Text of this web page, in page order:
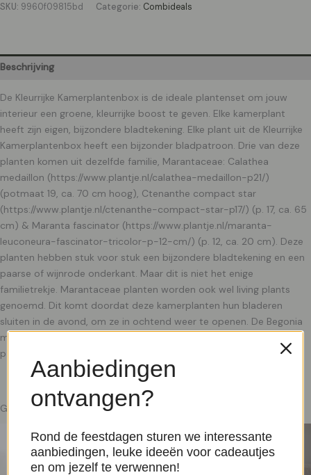
SKU: 9960f09815bd Categorie: Combideals
Beschrijving
De Kleurrijke Kamerplantenbox is de ideale plantenset om jouw
interieur een groene, kleurrijke boost te geven. Elke kamerplant
heeft zijn eigen, bijzondere bladtekening. Elke plant uit de Kleurrijke
Kamerplantenbox heeft een bijzonder bladpatroon. Drie van deze
planten komen uit dezelfde familie, Marantaceae: Calathea
medaillon (https://www.plantje.nl/calathea-medaillon-p21/)
(potmaat 19, ca. 70 cm hoog), Ctenanthe compact star
(https://www.plantje.nl/ctenanthe-compact-star-p17/) (p. 17, ca. 65
cm) & Maranta fascinator (https://www.plantje.nl/maranta-
leuconeura-fascinator-tricolor-p-12-cm/) (p. 12, ca. 20 cm). Deze
planten hebben stuk voor stuk een bijzondere bladtekening en een
paarse of wijnrode onderkant. Maar dit is niet het enige
familietrekje. Marantaceae planten worden ook wel living plants
genoemd. Dit komt doordat deze kamerplanten hun bladeren
sluiten in de avond, om ze in ochtend weer te openen. De Begonia
maculata (https://www.plantje.nl/begonia-maculata-stippelplant-
p-12/)
Gerelateerde producten
Aanbiedingen
ontvangen?
Rond de feestdagen sturen we interessante
aanbiedingen, leuke ideeën voor cadeautjes
en om jezelf te verwennen!